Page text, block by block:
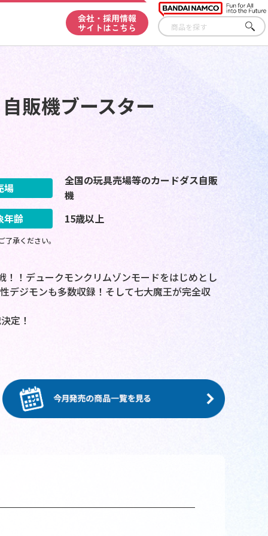
会社・採用情報
サイトはこちら
さが
す
販機ブースター
場
全国の玩具売場等のカードダス自販
機
年齢
15歳以上
承ください。
！デュークモンクリムゾンモードをはじめとし
デジモンも多数収録！そして七大魔王が完全収
定！